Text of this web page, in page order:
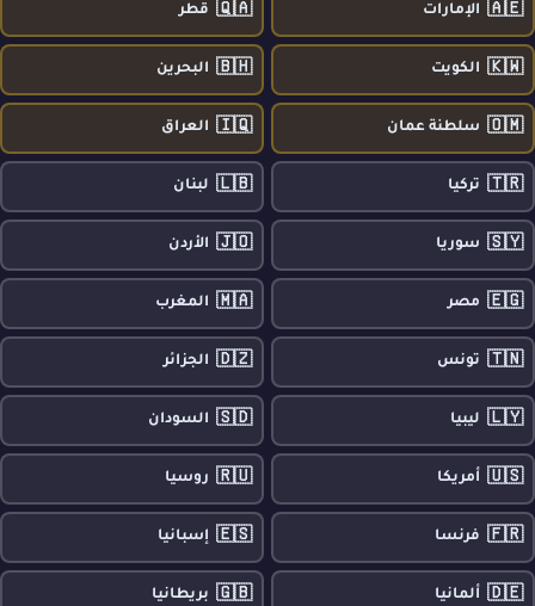
🇦🇪 الإمارات 🇶🇦 قطر
🇰🇼 الكويت 🇧🇭 البحرين
🇴🇲 سلطنة عمان 🇮🇶 العراق
🇹🇷 تركيا 🇱🇧 لبنان
🇸🇾 سوريا 🇯🇴 الأردن
🇪🇬 مصر 🇲🇦 المغرب
🇹🇳 تونس 🇩🇿 الجزائر
🇱🇾 ليبيا 🇸🇩 السودان
🇺🇸 أمريكا 🇷🇺 روسيا
🇫🇷 فرنسا 🇪🇸 إسبانيا
🇩🇪 ألمانيا 🇬🇧 بريطانيا